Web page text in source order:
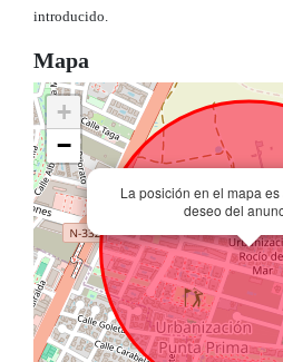
introducido.
Mapa
La posición en el mapa
deseo del
+
−